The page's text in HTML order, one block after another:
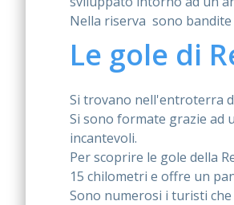
Nella riserva sono bandite
Le gole di
Si trovano nell'entroterra
Si sono formate grazie ad
incantevoli.
Per scoprire le gole della
15 chilometri e offre un
Sono numerosi i turisti